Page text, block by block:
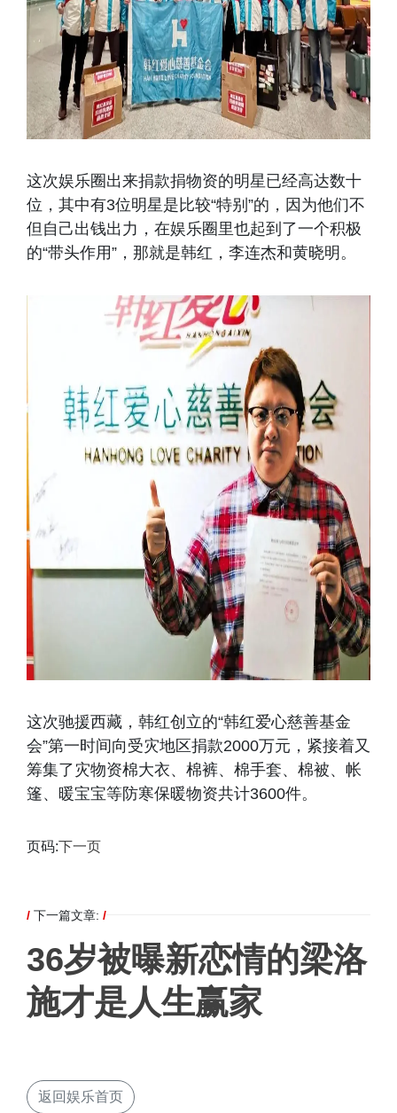
这次娱乐圈出来捐款捐物资的明星已经高达数十
位，其中有3位明星是比较“特别”的，因为他们不
但自己出钱出力，在娱乐圈里也起到了一个积极
的“带头作用”，那就是韩红，李连杰和黄晓明。
这次驰援西藏，韩红创立的“韩红爱心慈善基金
会”第一时间向受灾地区捐款2000万元，紧接着又
筹集了灾物资棉大衣、棉裤、棉手套、棉被、帐
篷、暖宝宝等防寒保暖物资共计3600件。
页码:下一页
/ 下一篇文章: /
36岁被曝新恋情的梁洛
施才是人生赢家
返回娱乐首页